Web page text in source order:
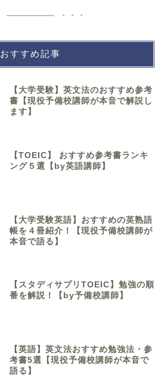
おすすめ記事
【大学受験】英文法のおすすめ参考
書【現役予備校講師が本音で解説し
ます】
【TOEIC】 おすすめ参考書ランキ
ング５選【by英語講師】
【大学受験英語】おすすめの英熟語
帳を４冊紹介！【現役予備校講師が
本音で語る】
【スタディサプリTOEIC】勉強の順
番を解説！【by予備校講師】
【英語】英文法おすすめ勉強法・参
考書5選【現役予備校講師が本音で
語る】